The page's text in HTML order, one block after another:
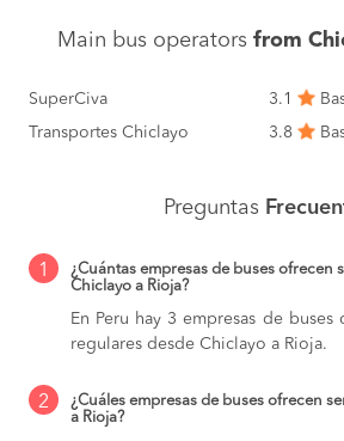
Main bus operators from
SuperCiva 3.1
Transportes Chiclayo
3.8
Preguntas
1
¿Cuántas empresas de buses ofrecen
Chiclayo a Rioja?
En Peru hay 3 empresas de
regulares desde Chiclayo a Rioja.
2
¿Cuáles empresas de buses ofrecen
a Rioja?